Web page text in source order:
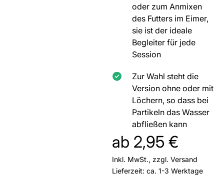
oder zum Anmixen
des Futters im Eimer,
sie ist der ideale
Begleiter für jede
Session
Zur Wahl steht die
Version ohne oder mit
Löchern, so dass bei
Partikeln das Wasser
abfließen kann
ab 2,95 €
Inkl. MwSt., zzgl. Versand
Lieferzeit: ca. 1-3 Werktage